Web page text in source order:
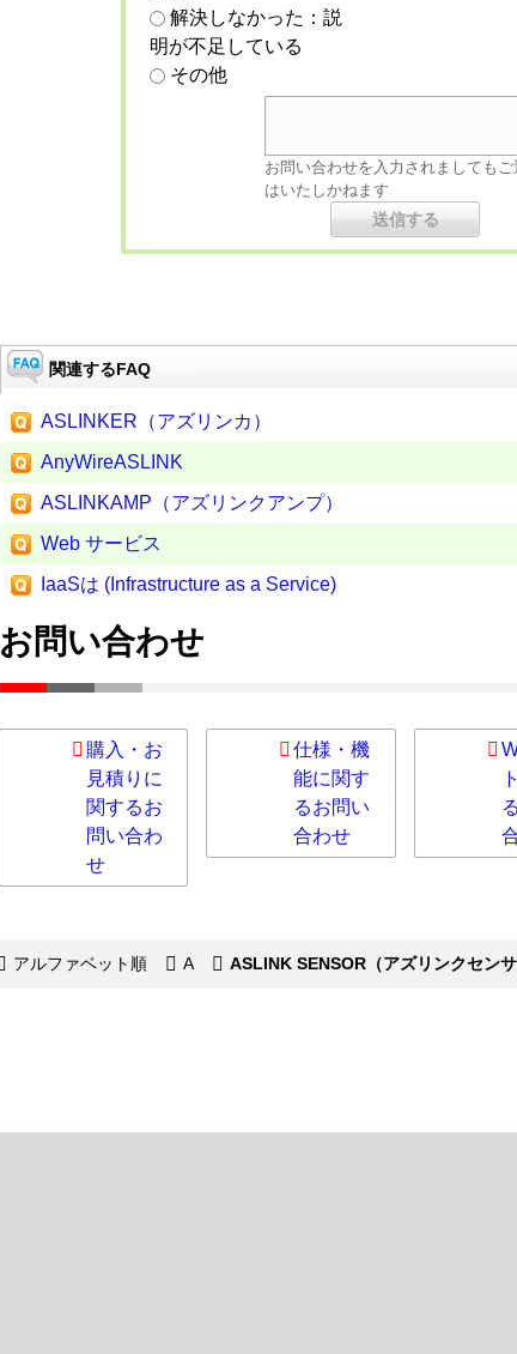
解決しなかった：説
明が不足している
その他
お問い合わせを入力されましてもご
はいたしかねます
関連するFAQ
ASLINKER（アズリンカ）
AnyWireASLINK
ASLINKAMP（アズリンクアンプ）
Web サービス
IaaSは (Infrastructure as a Service)
お問い合わせ
購入・お
見積りに
関するお
問い合わ
せ
仕様・機
能に関す
るお問い
合わせ
アルファベット順 A ASLINK SENSOR（アズリンクセンサ